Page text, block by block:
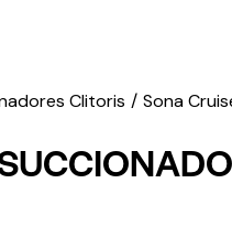
Clitoris Sona